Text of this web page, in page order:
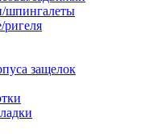
шпингалеты
защелок